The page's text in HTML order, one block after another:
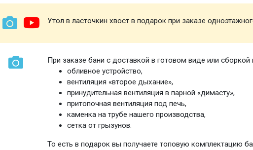
Утол в ласточкин хвост в подарок при заказе
При заказе бани с доставкой в готовом виде или сборкой
обливное устройство,
вентиляция «второе дыхание»,
принудительная вентиляция в парной «димасту»,
притопочная вентиляция под печь,
каменка на трубе нашего производства,
сетка от грызунов.
То есть в подарок вы получаете топовую комплектацию